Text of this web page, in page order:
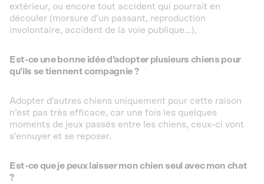
extérieur, ou encore tout accident qui pourrait en
découler (morsure d’un passant, reproduction
involontaire, accident de la voie publique…).
Est-ce une bonne idée d’adopter plusieurs chiens pour
qu’ils se tiennent compagnie ?
Adopter d’autres chiens uniquement pour cette raison
n’est pas très efficace, car une fois les quelques
moments de jeux passés entre les chiens, ceux-ci vont
s’ennuyer et se reposer.
Est-ce que je peux laisser mon chien seul avec mon chat
?